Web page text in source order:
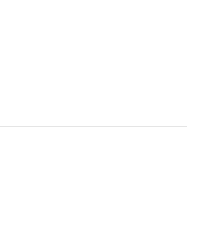
Mal